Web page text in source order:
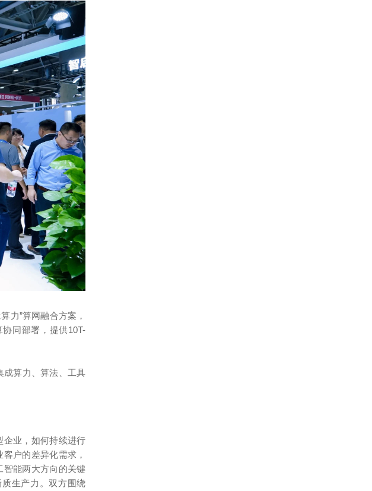
力”算网融合方案，
同部署，提供10T-
成算力、算法、工具
企业，如何持续进行
户的差异化需求，
智能两大方向的关键
生产力。双方围绕